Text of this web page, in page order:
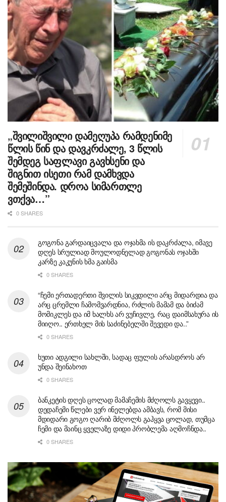
„შვილიშვილი დამეღუპა რამდენიმე
წლის წინ და დავკრძალე, 3 წლის
შემდეგ საფლავი გავხსენი და
შიგნით ისეთი რამ დამხვდა
შემეშინდა. დროა სიმართლე
ვთქვა…”
0 SHARES
გოგონა გარდაიცვალა და ოჯახმა ის დაკრძალა, იმავე
დღეს სრულიად მოულოდნელად გოგონას ოჯახში
კარზე კაკუნის ხმა გაისმა
0 SHARES
“ჩემი ერთადერთი შვილის სიკვდილი არც მიდარდია და
არც ცრემლი ჩამომვარდნია, რძლის მამამ და ბიძამ
მომიკლეს და იმ ხალხს არ ვუჩივლე, რაც დაიმსახურა ის
მიიღო.. ერთხელ მის საძინებელში შევედი და..”
0 SHARES
ხუთი ადგილი სახლში, სადაც ფულის არასდროს არ
უნდა შეინახოთ
0 SHARES
ბანკეტის დღეს ცოლად მამაჩემის მძღოლს გავყევი..
დედაჩემი წლები ვერ ინელებდა ამბავს, რომ მისი
მდიდარი გოგო ღარიბ მძღოლს გაჰყვა ცოლად, თუმცა
ჩემი და მაინც ყველაზე დიდი პრობლემა აღმოჩნდა..
0 SHARES